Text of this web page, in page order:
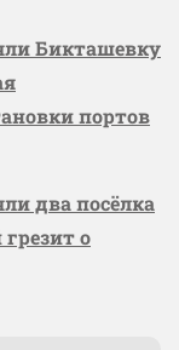
Бикташевку
портов
два посёлка
о